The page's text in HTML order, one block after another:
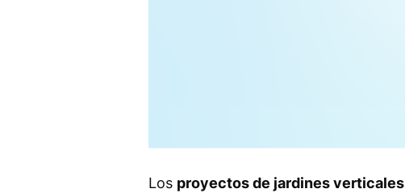
Los proyectos de jardines verticales